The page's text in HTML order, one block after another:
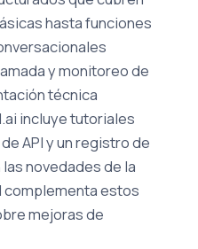
hasta funciones
y monitoreo de
técnica
incluye tutoriales
API y un registro de
novedades de la
complementa estos
mejoras de